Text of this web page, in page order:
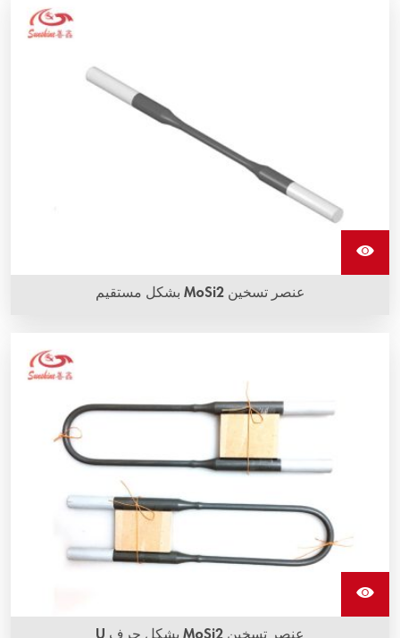
(MoSi2) بأشكال وأحجام متنوعة وتتميز بأعلى درجات الحرارة
عنصر تسخين MoSi2 بشكل مستقيم
عنصر تسخين MoSi2 بشكل حرف U